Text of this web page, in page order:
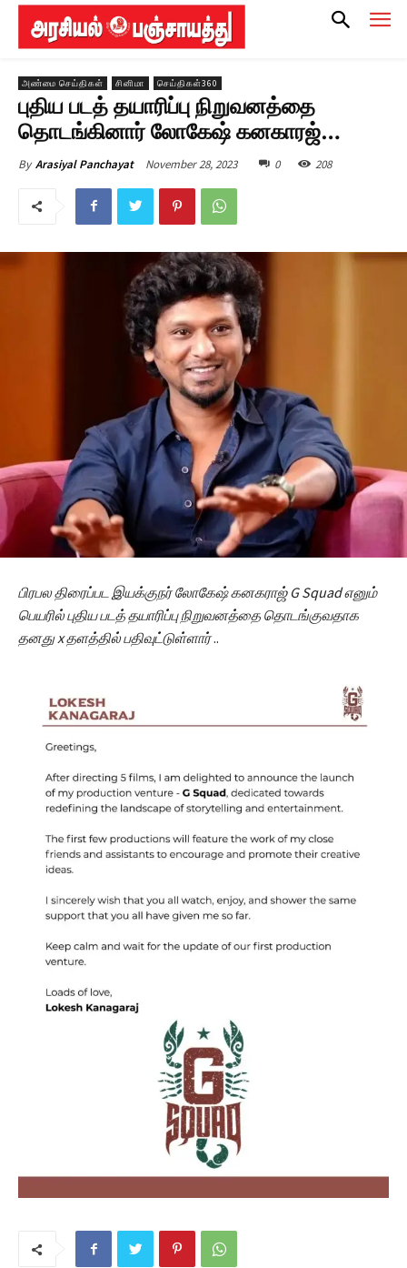
அண்மை செய்திகள் சினிமா செய்திகள்360
புதிய படத் தயாரிப்பு நிறுவனத்தை
தொடங்கினார் லோகேஷ் கனகாரஜ்…
By Arasiyal Panchayat November 28, 2023 0 208
பிரபல திரைப்பட இயக்குநர் லோகேஷ் கனகராஜ் G Squad எனும்
பெயரில் புதிய படத் தயாரிப்பு நிறுவனத்தை தொடங்குவதாக
தனது x தளத்தில் பதிவுட்டுள்ளார்..